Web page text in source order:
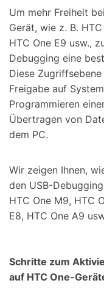
Um mehr Freiheit
Gerät, wie z. B.
HTC One E9 usw.,
Debugging eine
Diese
Freigabe auf
Programmieren
Übertragen von
dem PC.
Wir zeigen Ihnen,
den USB-
HTC One M9, HTC
E8, HTC One A9
Schritte zum
auf HTC One-